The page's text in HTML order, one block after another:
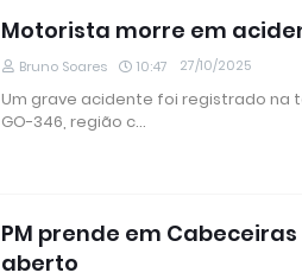
Motorista morre em
Bruno Soares 10:47 27/10/2025
Um grave acidente foi registrado na
GO-346, região c…
PM prende em
aberto